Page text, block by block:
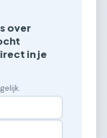
over
in je